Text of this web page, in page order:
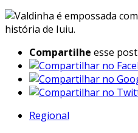
Compartilhe esse post
Regional